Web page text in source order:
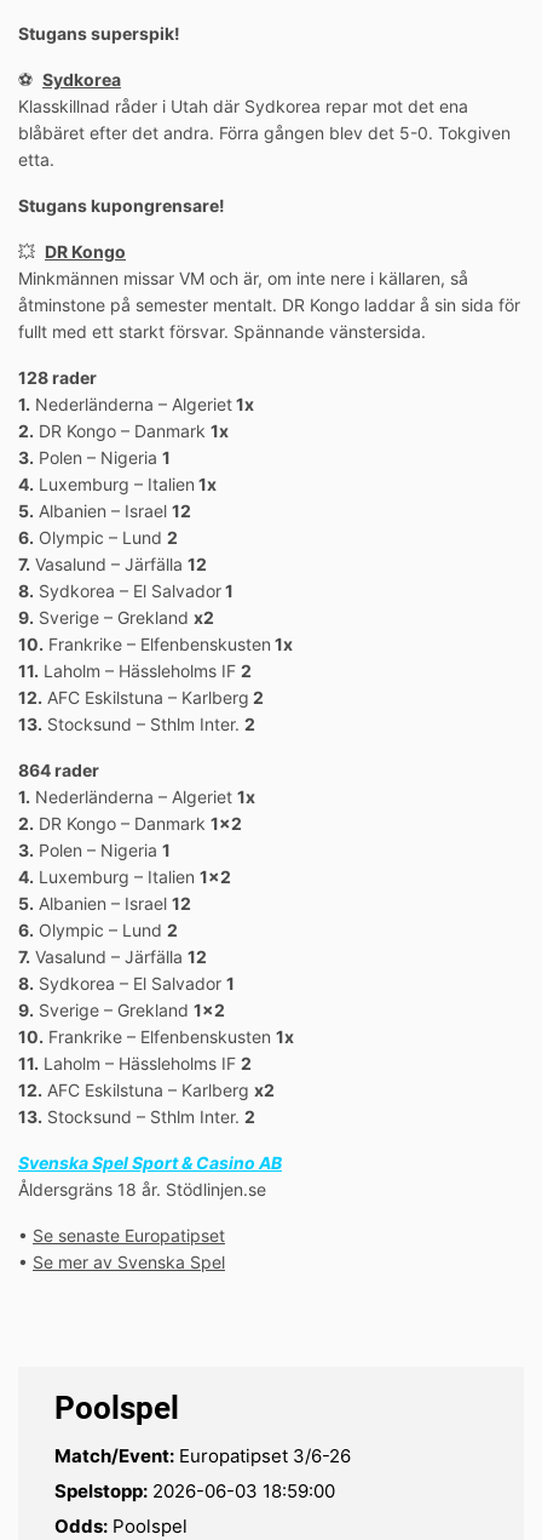
Poolspel
Match/Event: Europatipset 3/6-26
Spelstopp: 2026-06-03 18:59:00
Odds: Poolspel
Stugans superspik!
⚽️ Sydkorea
Klasskillnad råder i Utah där Sydkorea repar mot det ena
blåbäret efter det andra. Förra gången blev det 5-0. Tokgiven
etta.
Stugans kupongrensare!
💥 DR Kongo
Minkmännen missar VM och är, om inte nere i källaren, så
åtminstone på semester mentalt. DR Kongo laddar å sin sida för
fullt med ett starkt försvar. Spännande vänstersida.
128 rader
1. Nederländerna – Algeriet1x
2. DR Kongo – Danmark 1x
3. Polen – Nigeria 1
4. Luxemburg – Italien 1x
5. Albanien – Israel 12
6. Olympic – Lund 2
7. Vasalund – Järfälla 12
8. Sydkorea – El Salvador1
9. Sverige – Grekland x2
10. Frankrike – Elfenbenskusten 1x
11. Laholm – Hässleholms IF 2
12. AFC Eskilstuna – Karlberg 2
13. Stocksund – Sthlm Inter. 2
864 rader
1. Nederländerna – Algeriet 1x
2. DR Kongo – Danmark 1×2
3. Polen – Nigeria 1
4. Luxemburg – Italien 1×2
5. Albanien – Israel 12
6. Olympic – Lund 2
7. Vasalund – Järfälla 12
8. Sydkorea – El Salvador 1
9. Sverige – Grekland 1×2
10. Frankrike – Elfenbenskusten 1x
11. Laholm – Hässleholms IF 2
12. AFC Eskilstuna – Karlberg x2
13. Stocksund – Sthlm Inter. 2
Svenska Spel Sport & Casino AB
Åldersgräns 18 år. Stödlinjen.se
• Se senaste Europatipset
• Se mer av Svenska Spel